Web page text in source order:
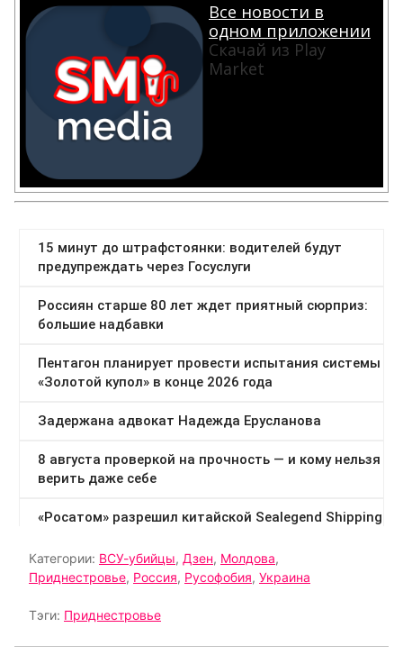
Все новости в
одном приложении
Скачай из Play
Market
Категории: ВСУ-убийцы, Дзен, Молдова,
Приднестровье, Россия, Русофобия, Украина
Тэги: Приднестровье